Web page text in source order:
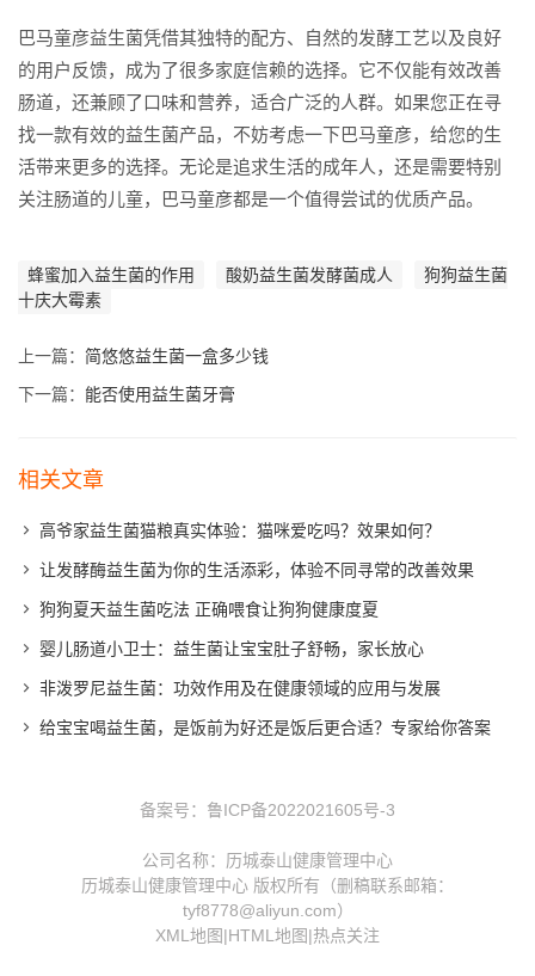
巴马童彦益生菌凭借其独特的配方、自然的发酵工艺以及良好
的用户反馈，成为了很多家庭信赖的选择。它不仅能有效改善
肠道，还兼顾了口味和营养，适合广泛的人群。如果您正在寻
找一款有效的益生菌产品，不妨考虑一下巴马童彦，给您的生
活带来更多的选择。无论是追求生活的成年人，还是需要特别
关注肠道的儿童，巴马童彦都是一个值得尝试的优质产品。
蜂蜜加入益生菌的作用 酸奶益生菌发酵菌成人
狗狗益生菌
十庆大霉素
上一篇： 简悠悠益生菌一盒多少钱
下一篇： 能否使用益生菌牙膏
相关文章
高爷家益生菌猫粮真实体验：猫咪爱吃吗？效果如何？
让发酵酶益生菌为你的生活添彩，体验不同寻常的改善效果
狗狗夏天益生菌吃法 正确喂食让狗狗健康度夏
婴儿肠道小卫士：益生菌让宝宝肚子舒畅，家长放心
非泼罗尼益生菌：功效作用及在健康领域的应用与发展
给宝宝喝益生菌，是饭前为好还是饭后更合适？专家给你答案
备案号： 鲁ICP备2022021605号-3
公司名称：历城泰山健康管理中心
历城泰山健康管理中心 版权所有（删稿联系邮箱：
tyf8778@aliyun.com）
XML地图|HTML地图|热点关注